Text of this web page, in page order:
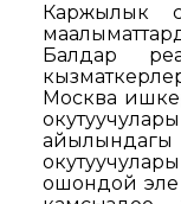
Каржылык
Балдар
Москва
ошондой эле